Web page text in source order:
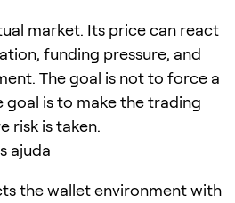
market. Its price can react
funding pressure, and
The goal is not to force a
goal is to make the trading
risk is taken.
ajuda
the wallet environment with